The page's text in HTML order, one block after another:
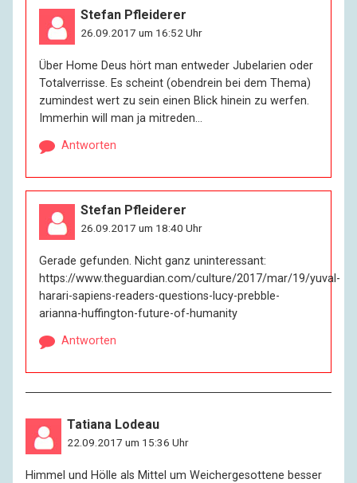
Stefan Pfleiderer
26.09.2017 um 16:52 Uhr
Über Home Deus hört man entweder Jubelarien oder
Totalverrisse. Es scheint (obendrein bei dem Thema)
zumindest wert zu sein einen Blick hinein zu werfen.
Immerhin will man ja mitreden…
Antworten
Stefan Pfleiderer
26.09.2017 um 18:40 Uhr
Gerade gefunden. Nicht ganz uninteressant:
https://www.theguardian.com/culture/2017/mar/19/yuval-
harari-sapiens-readers-questions-lucy-prebble-
arianna-huffington-future-of-humanity
Antworten
Tatiana Lodeau
22.09.2017 um 15:36 Uhr
Himmel und Hölle als Mittel um Weichergesottene besser